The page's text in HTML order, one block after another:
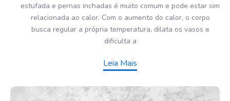
estufada e pernas inchadas é muito comum e pode estar sim
relacionada ao calor. Com o aumento do calor, o corpo
busca regular a própria temperatura, dilata os vasos e
dificulta a
Leia Mais